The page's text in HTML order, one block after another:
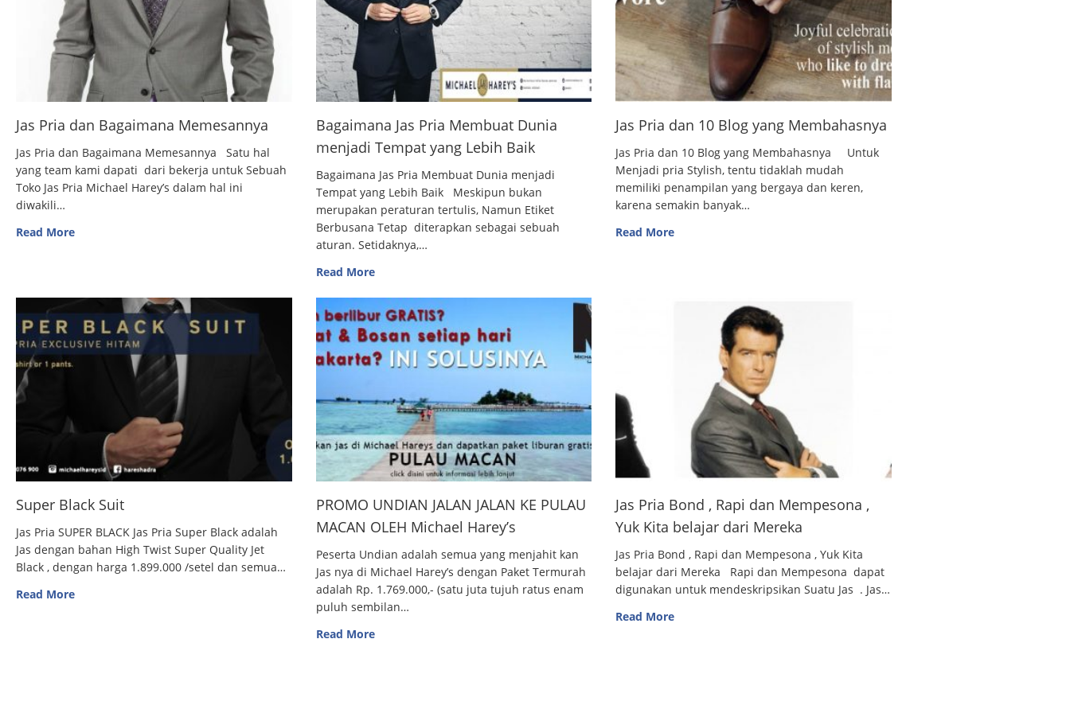
Jas Pria dan Bagaimana Memesannya
Jas Pria dan Bagaimana Memesannya Satu hal
yang team kami dapati dari bekerja untuk Sebuah
Toko Jas Pria Michael Harey’s dalam hal ini
diwakili…
Read More
Bagaimana Jas Pria Membuat Dunia
menjadi Tempat yang Lebih Baik
Bagaimana Jas Pria Membuat Dunia menjadi
Tempat yang Lebih Baik Meskipun bukan
merupakan peraturan tertulis, Namun Etiket
Berbusana Tetap diterapkan sebagai sebuah
aturan. Setidaknya,…
Read More
Jas Pria dan 10 Blog yang Membahasnya
Jas Pria dan 10 Blog yang Membahasnya Untuk
Menjadi pria Stylish, tentu tidaklah mudah
memiliki penampilan yang bergaya dan keren,
karena semakin banyak…
Read More
Super Black Suit
Jas Pria SUPER BLACK Jas Pria Super Black adalah
Jas dengan bahan High Twist Super Quality Jet
Black , dengan harga 1.899.000 /setel dan semua…
Read More
PROMO UNDIAN JALAN JALAN KE PULAU
MACAN OLEH Michael Harey’s
Peserta Undian adalah semua yang menjahit kan
Jas nya di Michael Harey’s dengan Paket Termurah
adalah Rp. 1.769.000,- (satu juta tujuh ratus enam
puluh sembilan…
Read More
Jas Pria Bond , Rapi dan Mempesona ,
Yuk Kita belajar dari Mereka
Jas Pria Bond , Rapi dan Mempesona , Yuk Kita
belajar dari Mereka Rapi dan Mempesona dapat
digunakan untuk mendeskripsikan Suatu Jas . Jas…
Read More